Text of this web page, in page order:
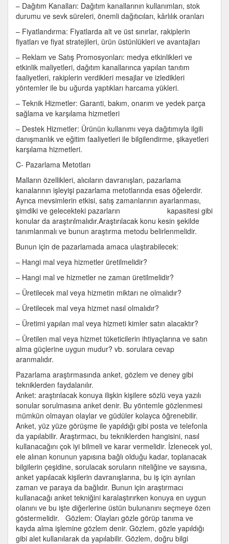
– Dağıtım Kanalları: Dağıtım kanallarının kullanımları, stok
durumu ve sevk süreleri, önemli dağıtıcıları, kârlılık oranları
– Fiyatlandırma: Fiyatlarda alt ve üst sınırlar, rakiplerin
fiyatları ve fiyat stratejileri, ürün üstünlükleri ve avantajları
– Reklam ve Satış Promosyonları: medya etkinlikleri ve
etkinlik maliyetleri, dağıtım kanallarınca yapılan tanıtım
faaliyetleri, rakiplerin verdikleri mesajlar ve izledikleri
yöntemler ile bu uğurda yaptıkları harcama yükleri.
– Teknik Hizmetler: Garanti, bakım, onarım ve yedek parça
sağlama ve karşılama hizmetleri
– Destek Hizmetler: Ürünün kullanımı veya dağıtımıyla ilgili
danışmanlık ve eğitim faaliyetleri ile bilgilendirme, şikayetleri
karşılama hizmetleri.
C- Pazarlama Metotları
Malların özellikleri, alıcıların davranışları, pazarlama
kanalarının işleyişi pazarlama metotlarında esas öğelerdir.
Ayrıca mevsimlerin etkisi, satış zamanlarının ayarlanması,
şimdiki ve gelecekteki pazarların kapasitesi gibi
konular da araştırılmalıdır.Araştırılacak konu kesin şekilde
tanımlanmalı ve bunun araştırma metodu belirlenmelidir.
Bunun için de pazarlamada amaca ulaştırabilecek:
– Hangi mal veya hizmetler üretilmelidir?
– Hangi mal ve hizmetler ne zaman üretilmelidir?
– Üretilecek mal veya hizmetin miktarı ne olmalıdır?
– Üretilecek mal veya hizmet nasıl olmalıdır?
– Üretimi yapılan mal veya hizmeti kimler satın alacaktır?
– Üretilen mal veya hizmet tüketicilerin ihtiyaçlarına ve satın
alma güçlerine uygun mudur? vb. sorulara cevap
aranmalıdır.
Pazarlama araştırmasında anket, gözlem ve deney gibi
tekniklerden faydalanılır.
Anket: araştırılacak konuya ilişkin kişilere sözlü veya yazılı
sonular sorulmasına anket denir. Bu yöntemle gözlenmesi
mümkün olmayan olaylar ve güdüler kolayca öğrenebilir.
Anket, yüz yüze görüşme ile yapıldığı gibi posta ve telefonla
da yapılabilir. Araştırmacı, bu tekniklerden hangisini, nasıl
kullanacağını çok iyi bilmeli ve karar vermelidir. İzlenecek yol,
ele alınan konunun yapısına bağlı olduğu kadar, toplanacak
bilgilerin çeşidine, sorulacak soruların niteliğine ve sayısına,
anket yapılacak kişilerin davranışlarına, bu iş için ayrılan
zaman ve paraya da bağlıdır. Bunun için araştırmacı
kullanacağı anket tekniğini karalaştırırken konuya en uygun
olanını ve bu işte diğerlerine üstün bulunanını seçmeye özen
göstermelidir. Gözlem: Olayları gözle görüp tanıma ve
kayda alma işlemine gözlem denir. Gözlem, gözle yapıldığı
gibi alet kullanılarak da yapılabilir. Gözlem, doğru bilgi